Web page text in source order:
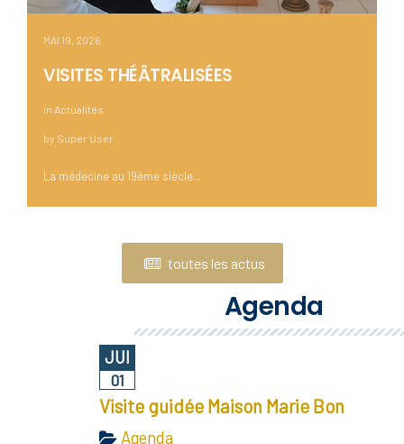
MAI 19, 2026
VISITES THÉÂTRALISÉES
in Actualités
by Super User
La médecine au 19ème siècle...
toutes les actus
Agenda
JUI
01
Visite guidée Maison Marie Bon
Agenda